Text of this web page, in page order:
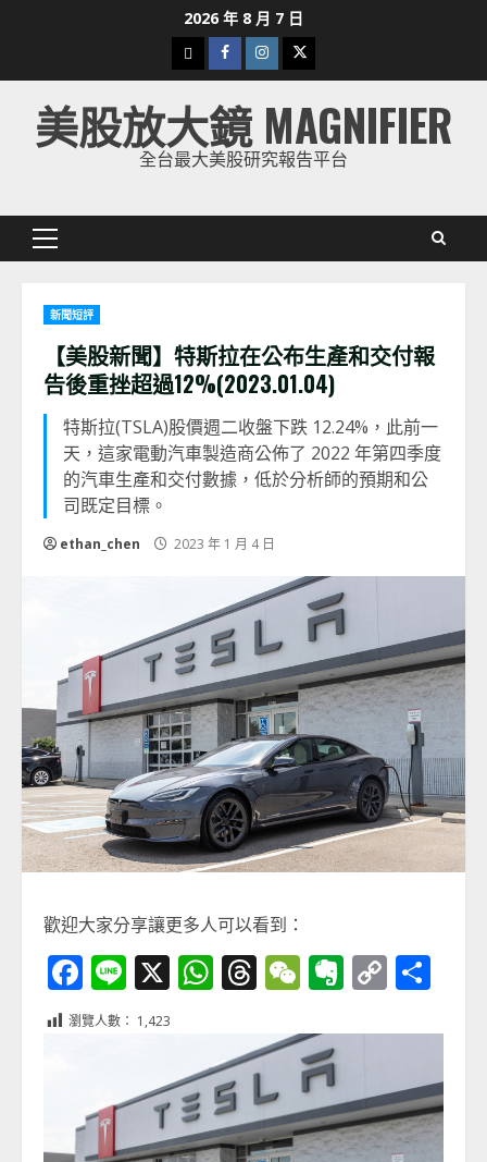
2026 年 8 月 7 日
下
載
美
股
Facebook
Instagram
Twitter
美股放大鏡 MAGNIFIER
全台最大美股研究報告平台
Primary
新聞短評
【美股新聞】特斯拉在公布生產和交付報
告後重挫超過12%(2023.01.04)
特斯拉(TSLA)股價週二收盤下跌 12.24%，此前一
天，這家電動汽車製造商公佈了 2022 年第四季度
的汽車生產和交付數據，低於分析師的預期和公
司既定目標。
ethan_chen 2023 年 1 月 4 日
歡迎大家分享讓更多人可以看到：
Facebook
Line
X WhatsApp
Threads
WeChat
Evernote
Copy
瀏覽人數： 1,423